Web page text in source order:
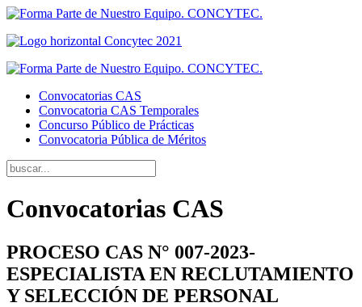
Convocatorias CAS
Convocatoria CAS Temporales
Concurso Público de Prácticas
Convocatoria Pública de Méritos
Convocatorias CAS
PROCESO CAS N° 007-2023-
ESPECIALISTA EN RECLUTAMIENTO
Y SELECCIÓN DE PERSONAL